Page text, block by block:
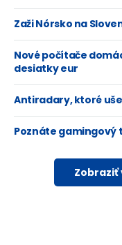
Zaži Nórsko na
Nové počítače
desiatky eur
Antiradary, ktoré
Poznáte gamingový
Zobraziť